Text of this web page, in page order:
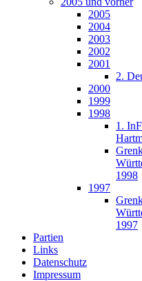
2005
2004
2003
2002
2001
2.
2000
1999
1998
1.
1998
1997
1997
Partien
Links
Datenschutz
Impressum